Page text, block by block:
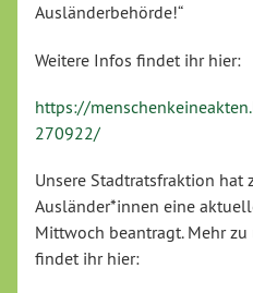
Ausländerbehörde!“
Weitere Infos findet ihr hier:
https://
270922/
Unsere Stadtratsfraktion hat
Ausländer*innen eine
Mittwoch beantragt. Mehr
findet ihr hier: